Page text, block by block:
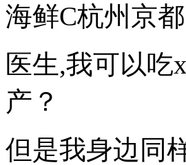
海鲜C杭州京
医生,我可以
产？
但是我身边同